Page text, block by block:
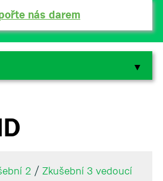
nás darem
▼
▼
2 / Zkušební 3 vedoucí